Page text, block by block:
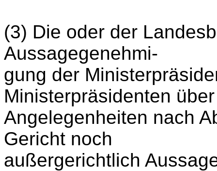
(3) Die oder der
Aussagegenehmi-
gung der
Ministerpräsidenten über
Angelegenheiten nach
Gericht noch
außergerichtlich